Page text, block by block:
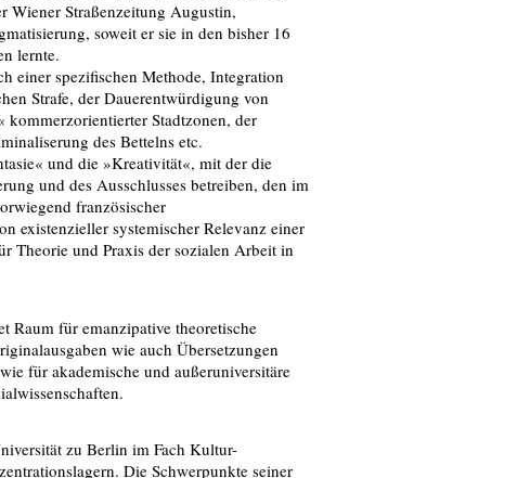
Wiener Straßenzeitung Augustin,
soweit er sie in den bisher 16
lernte.
einer spezifischen Methode, Integration
Strafe, der Dauerentwürdigung von
Stadtzonen, der
des Bettelns etc.
und die »Kreativität«, mit der die
und des Ausschlusses betreiben, den im
französischer
existenzieller systemischer Relevanz einer
Theorie und Praxis der sozialen Arbeit in
Raum für emanzipative theoretische
wie auch Übersetzungen
für akademische und außeruniversitäre
zu Berlin im Fach Kultur-
Die Schwerpunkte seiner